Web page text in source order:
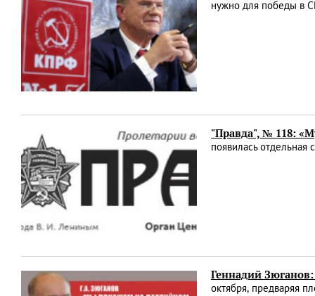
нужно для победы в
"Правда", № 118:
появилась отдельная
Геннадий
октября, предваряя